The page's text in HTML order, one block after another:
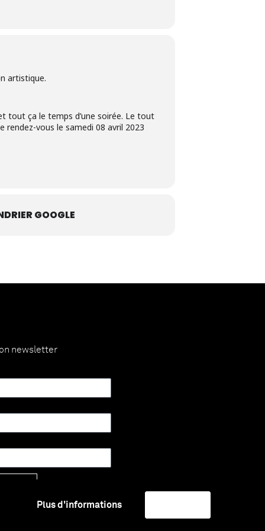
Plus d'informations
artistique.
tout ça le temps d’une soirée. Le tout
vous le samedi 08 avril 2023
GOOGLE
newsletter